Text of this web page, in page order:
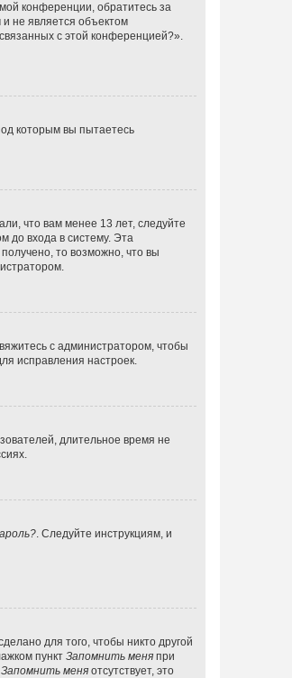
конференции, обратитесь за
не является объектом
с этой конференцией?».
которым вы пытаетесь
что вам менее 13 лет, следуйте
до входа в систему. Эта
то возможно, что вы
с администратором, чтобы
исправления настроек.
длительное время не
. Следуйте инструкциям, и
для того, чтобы никто другой
пункт Запомнить меня при
Запомнить меня отсутствует, это